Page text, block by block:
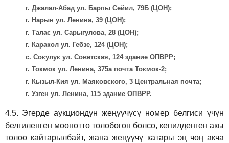
г. Джалал-Абад ул. Барпы Сейил, 79Б (ЦОН);
г. Нарын ул. Ленина, 39 (ЦОН);
г. Талас ул. Сарыгулова, 28 (ЦОН);
г. Каракол ул. Гебзе, 124 (ЦОН);
с. Сокулук ул. Советская, 124 здание ОПВРР;
г. Токмок ул. Ленина, 375а почта Токмок-2;
г. Кызыл-Кия ул. Маяковского, 3 Центральная почта;
г. Узген ул. Ленина, 115 здание ОПВРР.
4.5. Эгерде аукциондун жеңүүчүсү номер белгиси үчүн
белгиленген мөөнөттө төлөбөгөн болсо, кепилденген акы
төлөө кайтарылбайт, жана жеңүүчү катары эң чоң акча